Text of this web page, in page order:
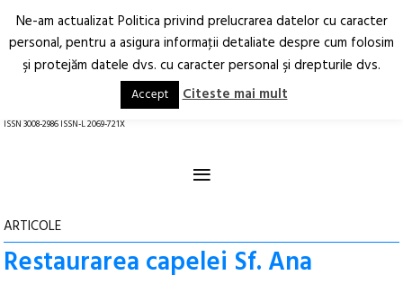
Arhitectură.
Oraș.
RO EN
ISSN 3008-2986 ISSN-L 2069-721X
≡
ARTICOLE
Restaurarea capelei Sf. Ana
Ne-am actualizat Politica privind prelucrarea datelor cu caracter
personal, pentru a asigura informaţii detaliate despre cum folosim
şi protejăm datele dvs. cu caracter personal şi drepturile dvs.
Accept Citeste mai mult